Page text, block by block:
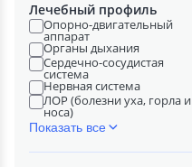
Лечебный профиль
Опорно-двигательный
аппарат
Органы дыхания
Сердечно-сосудистая
система
Нервная система
ЛОР (болезни уха, горла и
носа)
Показать все